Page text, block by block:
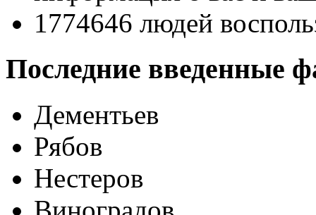
1774646 людей
Последние введенные
Дементьев
Рябов
Нестеров